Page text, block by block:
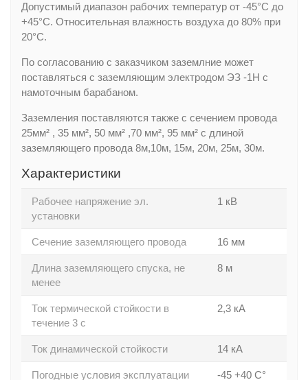
Допустимый диапазон рабочих температур от -45°С до
+45°С. Относительная влажность воздуха до 80% при
20°С.
По согласованию с заказчиком заземлние может
поставляться с заземляющим электродом ЭЗ -1Н с
намоточным барабаном.
Заземления поставляются также с сечением провода
25мм² , 35 мм², 50 мм² ,70 мм², 95 мм² с длиной
заземляющего провода 8м,10м, 15м, 20м, 25м, 30м.
Характеристики
Рабочее напряжение эл.
установки
1 кВ
Сечение заземляющего провода 16 мм
Длина заземляющего спуска, не
менее
8 м
Ток термической стойкости в
течение 3 с
2,3 кА
Ток динамической стойкости 14 кА
Погодные условия эксплуатации -45 +40 С°